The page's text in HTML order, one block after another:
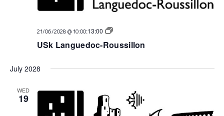
21/06/2028 @ 10:00:13:00
USk
USk Languedoc-Roussillon
July 2028
WED
19